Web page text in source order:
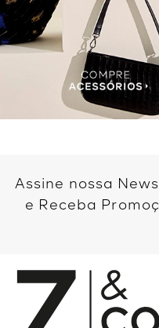
Assine nossa
e Receba